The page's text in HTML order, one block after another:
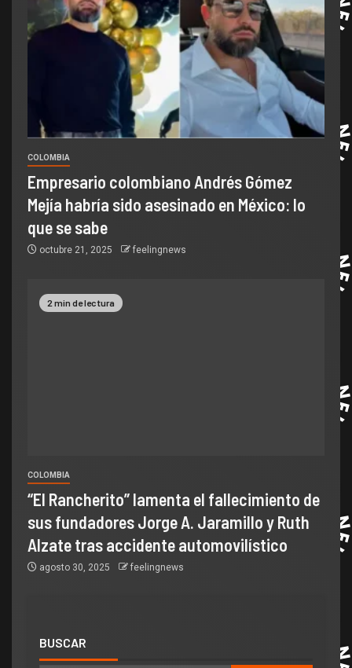
COLOMBIA
Empresario colombiano Andrés Gómez
Mejía habría sido asesinado en México: lo
que se sabe
octubre 21, 2025 feelingnews
2 min de lectura
COLOMBIA
“El Rancherito” lamenta el fallecimiento de
sus fundadores Jorge A. Jaramillo y Ruth
Alzate tras accidente automovilístico
agosto 30, 2025 feelingnews
BUSCAR